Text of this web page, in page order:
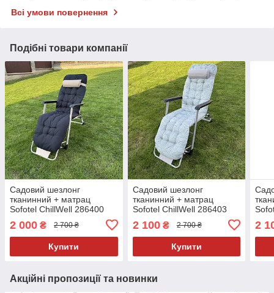
Всі умови повернення
Подібні товари компанії
Садовий шезлонг
тканинний + матрац
Sofotel ChillWell 286400
2 000 ₴ 2 700 ₴
Купити
Садовий шезлонг
тканинний + матрац
Sofotel ChillWell 286403
2 100₴ 2 700 ₴
Купити
2
Акційні пропозиції та новинки